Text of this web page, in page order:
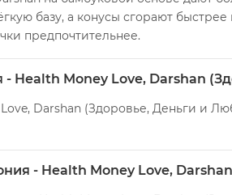
базу, а конусы сгорают
предпочтительнее.
- Health Money Love, Darshan
Darshan (Здоровье, Деньги и
- Health Money Love,